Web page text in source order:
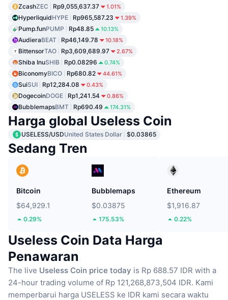
ZcashZEC Rp9,055,637.37 1.01%
HyperliquidHYPE Rp965,587.23 1.39%
Pump.funPUMP Rp48.85 10.13%
AudieraBEAT Rp46,149.78 10.18%
BittensorTAO Rp3,609,689.97 2.67%
Shiba InuSHIB Rp0.08296 0.74%
BiconomyBICO Rp680.82 44.61%
SuiSUI Rp12,284.08 0.43%
DogecoinDOGE Rp1,241.54 0.86%
BubblemapsBMT Rp690.49 174.31%
Harga global Useless Coin
USELESS/USDUnited States Dollar $0.03865
Sedang Tren
Bitcoin
$64,929.1
0.29%
Bubblemaps
$0.03875
175.53%
Ethereum
$1,916.87
0.22%
Useless Coin Data Harga
Penawaran
The live Useless Coin price today is Rp 688.57 IDR with a
24-hour trading volume of Rp 121,268,873,504 IDR. Kami
memperbarui harga USELESS ke IDR kami secara waktu